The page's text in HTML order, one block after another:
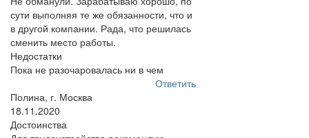
сути выполняя те же обязанности, что и
в другой компании. Рада, что решилась
сменить место работы.
Недостатки
Пока не разочаровалась ни в чем
Ответить
Полина, г. Москва
18.11.2020
Достоинства